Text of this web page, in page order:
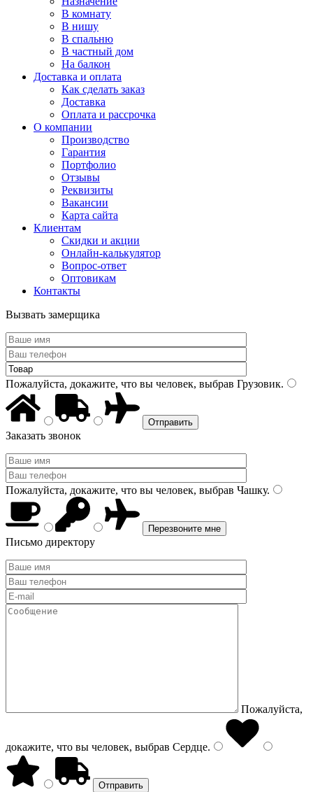
В комнату
В нишу
В спальню
В частный дом
На балкон
Доставка и оплата
Как сделать заказ
Доставка
Оплата и рассрочка
О компании
Производство
Гарантия
Портфолио
Отзывы
Реквизиты
Вакансии
Карта сайта
Клиентам
Скидки и акции
Онлайн-калькулятор
Вопрос-ответ
Оптовикам
Контакты
Вызвать замерщика
Пожалуйста, докажите, что вы человек, выбрав Грузовик.
Заказать звонок
Пожалуйста, докажите, что вы человек, выбрав Чашку.
Письмо директору
Пожалуйста,
докажите, что вы человек, выбрав Сердце.